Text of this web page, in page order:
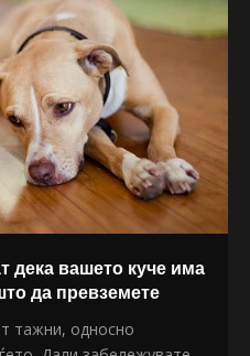
дека вашето куче има
да превземете
тажни, односно